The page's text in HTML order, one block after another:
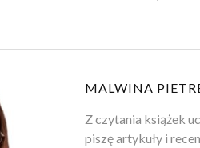
MALWINA
Z czytania książek
piszę artykuły i